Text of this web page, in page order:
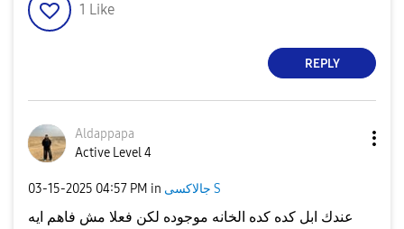
1 Like
REPLY
Aldappapa
Active Level 4
‎03-15-2025 04:57 PM in جالاكسى S
عندك ابل كده كده الخانه موجوده لكن فعلا مش فاهم ايه